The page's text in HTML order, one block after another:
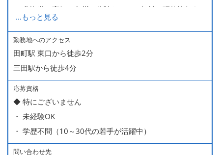
・ 北海道や高知、九州、北陸などへの無料の研修旅行あり
ます
・ 無料の美味しい まかない食 あり
...もっと見る
勤務地へのアクセス
田町駅 東口から徒歩2分
三田駅から徒歩4分
応募資格
◆ 特にございません
・ 未経験OK
・ 学歴不問（10～30代の若手が活躍中）
問い合わせ先